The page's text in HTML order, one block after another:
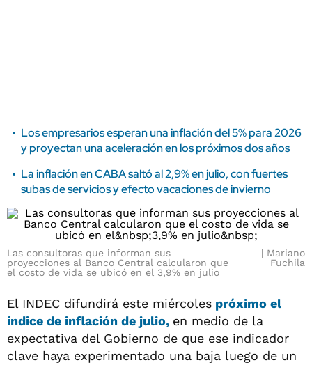
Los empresarios esperan una inflación del 5% para 2026
y proyectan una aceleración en los próximos dos años
La inflación en CABA saltó al 2,9% en julio, con fuertes
subas de servicios y efecto vacaciones de invierno
Las consultoras que informan sus
proyecciones al Banco Central calcularon que
el costo de vida se ubicó en el 3,9% en julio
Mariano
Fuchila
El INDEC difundirá este miércoles próximo el
índice de inflación de julio, en medio de la
expectativa del Gobierno de que ese indicador
clave haya experimentado una baja luego de un